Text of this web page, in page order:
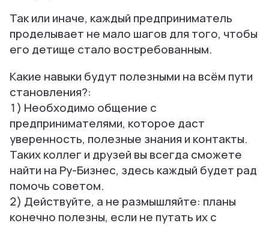
Так или иначе, каждый предприниматель
проделывает не мало шагов для того, чтобы
его детище стало востребованным.
Какие навыки будут полезными на всём пути
становления?:
1) Необходимо общение с
предпринимателями, которое даст
уверенность, полезные знания и контакты.
Таких коллег и друзей вы всегда сможете
найти на Ру-Бизнес, здесь каждый будет рад
помочь советом.
2) Действуйте, а не размышляйте: планы
конечно полезны, если не путать их с